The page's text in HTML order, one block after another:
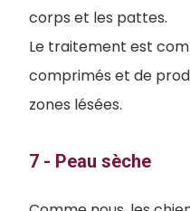
corps et les pattes.
Le traitement est
comprimés et de
zones lésées.
7 - Peau sèche